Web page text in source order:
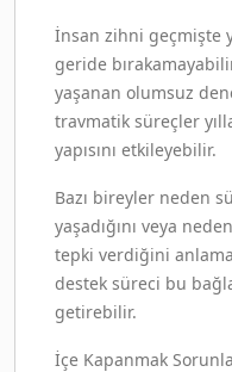
İnsan zihni geçmişte
geride
yaşanan olumsuz
travmatik süreçler
yapısını etkileyebilir.
Bazı bireyler neden
yaşadığını veya
tepki verdiğini
destek süreci bu
getirebilir.
İçe Kapanmak